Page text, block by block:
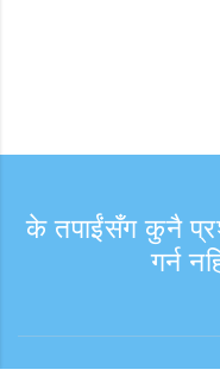
के तपाईंसँग कुनै
गर्न